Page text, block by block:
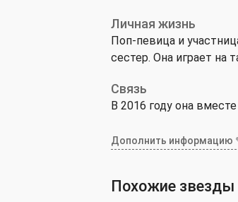
Личная жизнь
Поп-певица и
сестер. Она играет на
Связь
В 2016 году она
Дополнить информацию
Похожие звезды